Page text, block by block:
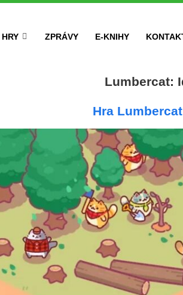
HRY ZPRÁVY E-KNIHY
Lumbercat:
Hra